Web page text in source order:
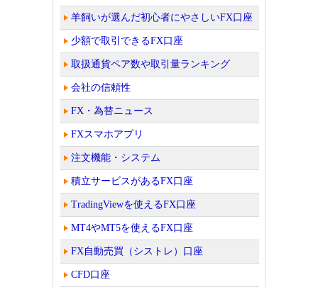
羊飼いが選んだ初心者にやさしいFX口座
少額で取引できるFX口座
取扱通貨ペア数や取引量ランキング
会社の信頼性
FX・為替ニュース
FXスマホアプリ
注文機能・システム
積立サービスがあるFX口座
TradingViewを使えるFX口座
MT4やMT5を使えるFX口座
FX自動売買（シストレ）口座
CFD口座